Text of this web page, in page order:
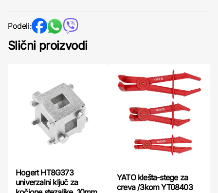
Podeli:
Slični proizvodi
Hogert HT8G373
univerzalni ključ za
YATO klešta-stege za
creva /3kom YT08403